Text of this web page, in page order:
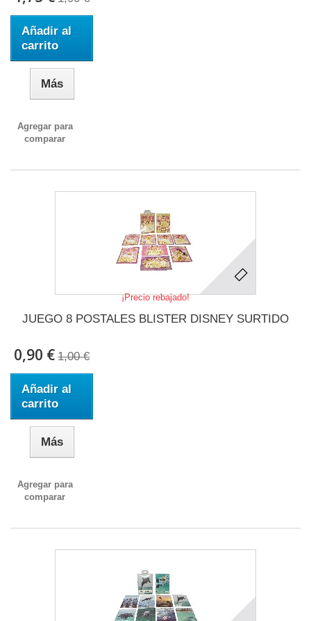
Añadir al
carrito
Más
Agregar para
comparar
¡Precio rebajado!
JUEGO 8 POSTALES BLISTER DISNEY SURTIDO
0,90 € 1,00 €
Añadir al
carrito
Más
Agregar para
comparar